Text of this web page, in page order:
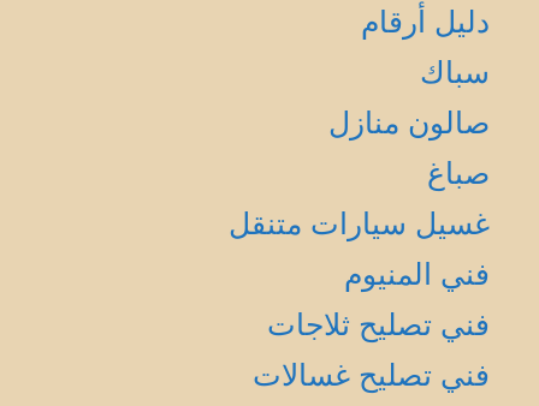
دليل أرقام
سباك
صالون منازل
صباغ
غسيل سيارات متنقل
فني المنيوم
فني تصليح ثلاجات
فني تصليح غسالات